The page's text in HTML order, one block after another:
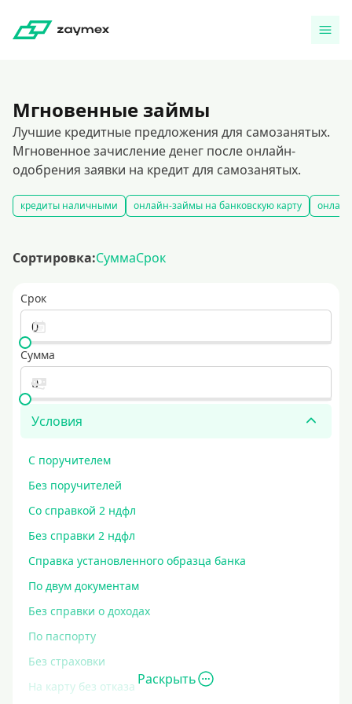
Мгновенные займы
Лучшие кредитные предложения для самозанятых.
Мгновенное зачисление денег после онлайн-
одобрения заявки на кредит для самозанятых.
кредиты наличными онлайн-займы на банковскую карту
Сортировка:СуммаСрок
Срок
Сумма
Условия
С поручителем
Без поручителей
Со справкой 2 ндфл
Без справки 2 ндфл
Справка установленного образца банка
По двум документам
Без справки о доходах
По паспорту
Без страховки
На карту без отказа Раскрыть